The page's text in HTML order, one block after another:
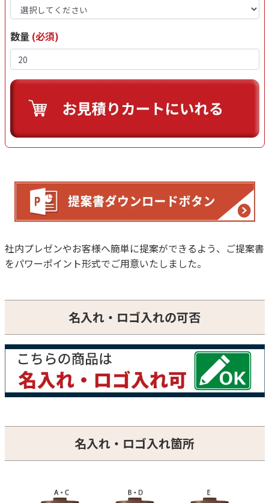
数量(必須)
社内プレゼンやお客様へ簡単に提案ができるよう、ご提案書
をパワーポイント形式でご用意いたしました。
名入れ・ロゴ入れの可否
名入れ・ロゴ入れ箇所